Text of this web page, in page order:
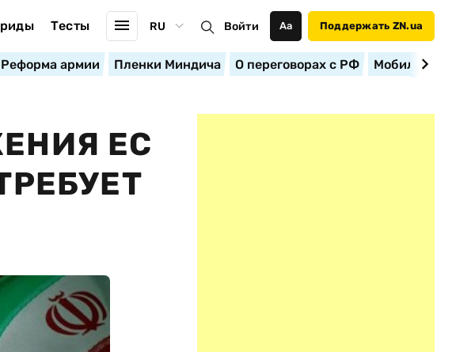
Тесты RU Войти Аа Поддержать ZN.ua
Реформа армии Пленки Миндича О переговорах с РФ
ЕС